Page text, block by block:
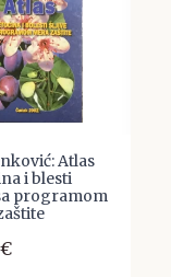
Atlas
i blesti
programom